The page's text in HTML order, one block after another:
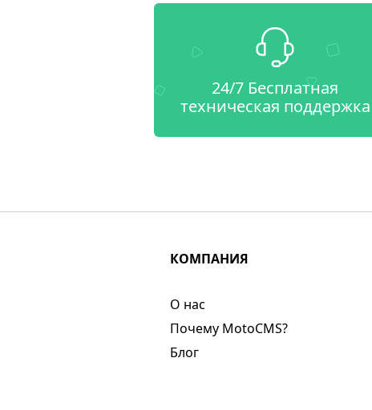
24/7 Бесплатная
техническая поддержка
КОМПАНИЯ
О нас​
Почему MotoCMS?
Блог